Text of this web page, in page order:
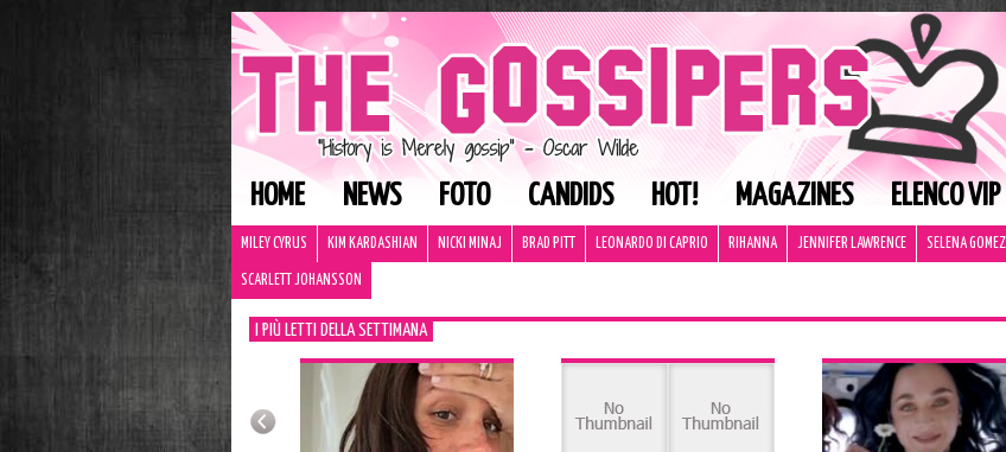
HOME NEWS FOTO CANDIDS HOT! MAGAZINES ELENCO VIP
MILEY CYRUS KIM KARDASHIAN NICKI MINAJ BRAD PITT LEONARDO DI CAPRIO RIHANNA JENNIFER LAWRENCE SELENA GOMEZ
SCARLETT JOHANSSON
I PIÙ LETTI DELLA SETTIMANA